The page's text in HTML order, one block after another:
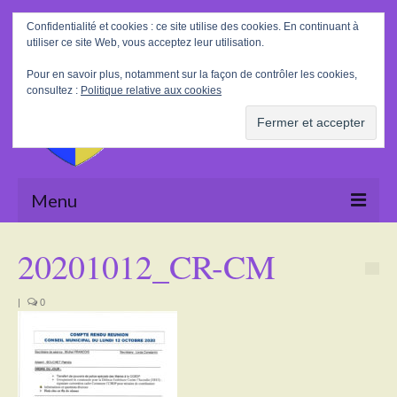
Rechercher
:
Menu
La Mairie
Tourisme
20201012_CR-CM
| 0
Confidentialité et cookies : ce site utilise des cookies. En continuant à
utiliser ce site Web, vous acceptez leur utilisation.
Pour en savoir plus, notamment sur la façon de contrôler les cookies,
consultez : Politique relative aux cookies